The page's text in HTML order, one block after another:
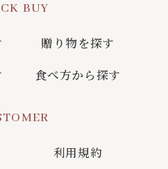
BUY
贈り物を探す
食べ方から探す
利用規約